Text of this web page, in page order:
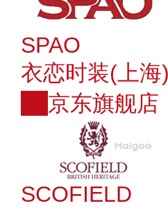
SPAO
衣恋时装(上海
京东旗舰店
SCOFIELD